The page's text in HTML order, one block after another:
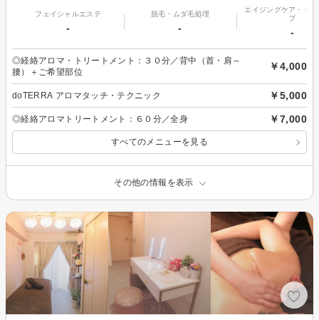
フェイシャルエステ
-
脱毛・ムダ毛処理
-
エイジングケア・リ
プ
-
◎経絡アロマ・トリートメント：３０分／背中（首・肩～
腰）＋ご希望部位
￥4,000
doTERRA アロマタッチ・テクニック ￥5,000
◎経絡アロマトリートメント：６０分／全身 ￥7,000
すべてのメニューを見る
その他の情報を表示